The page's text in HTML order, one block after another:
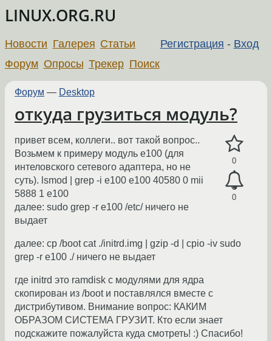
LINUX.ORG.RU
Регистрация - Вход
Новости Галерея Статьи
Форум Опросы Трекер Поиск
Форум — Desktop
откуда грузиться модуль?
0
0
привет всем, коллеги.. вот такой вопрос..
Возьмем к примеру модуль e100 (для
интеловского сетевого адаптера, но не
суть). lsmod | grep -i e100 e100 40580 0 mii
5888 1 e100
далее: sudo grep -r e100 /etc/ ничего не
выдает
далее: cp /boot cat ./initrd.img | gzip -d | cpio -iv sudo
grep -r e100 ./ ничего не выдает
где initrd это ramdisk с модулями для ядра
скопирован из /boot и поставлялся вместе с
дистрибутивом. Внимание вопрос: КАКИМ
ОБРАЗОМ СИСТЕМА ГРУЗИТ. Кто если знает
подскажите пожалуйста куда смотреть! :) Спасибо!